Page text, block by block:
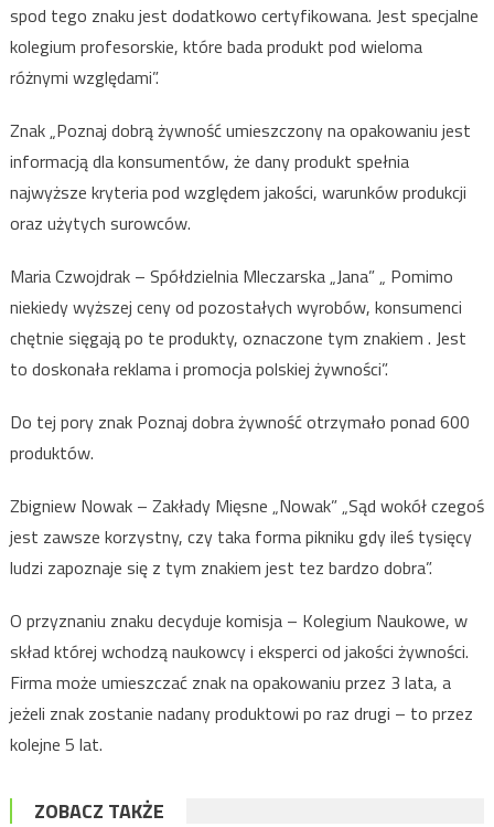
spod tego znaku jest dodatkowo certyfikowana. Jest specjalne
kolegium profesorskie, które bada produkt pod wieloma
różnymi względami”.
Znak „Poznaj dobrą żywność umieszczony na opakowaniu jest
informacją dla konsumentów, że dany produkt spełnia
najwyższe kryteria pod względem jakości, warunków produkcji
oraz użytych surowców.
Maria Czwojdrak – Spółdzielnia Mleczarska „Jana” „ Pomimo
niekiedy wyższej ceny od pozostałych wyrobów, konsumenci
chętnie sięgają po te produkty, oznaczone tym znakiem . Jest
to doskonała reklama i promocja polskiej żywności”.
Do tej pory znak Poznaj dobra żywność otrzymało ponad 600
produktów.
Zbigniew Nowak – Zakłady Mięsne „Nowak” „Sąd wokół czegoś
jest zawsze korzystny, czy taka forma pikniku gdy ileś tysięcy
ludzi zapoznaje się z tym znakiem jest tez bardzo dobra”.
O przyznaniu znaku decyduje komisja – Kolegium Naukowe, w
skład której wchodzą naukowcy i eksperci od jakości żywności.
Firma może umieszczać znak na opakowaniu przez 3 lata, a
jeżeli znak zostanie nadany produktowi po raz drugi – to przez
kolejne 5 lat.
ZOBACZ TAKŻE